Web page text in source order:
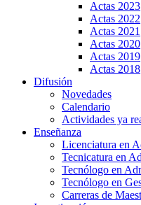
Actas 2023
Actas 2022
Actas 2021
Actas 2020
Actas 2019
Actas 2018
Difusión
Novedades
Calendario
Actividades ya
Enseñanza
Licenciatura en
Tecnicatura en
Tecnólogo en
Tecnólogo en
Carreras de